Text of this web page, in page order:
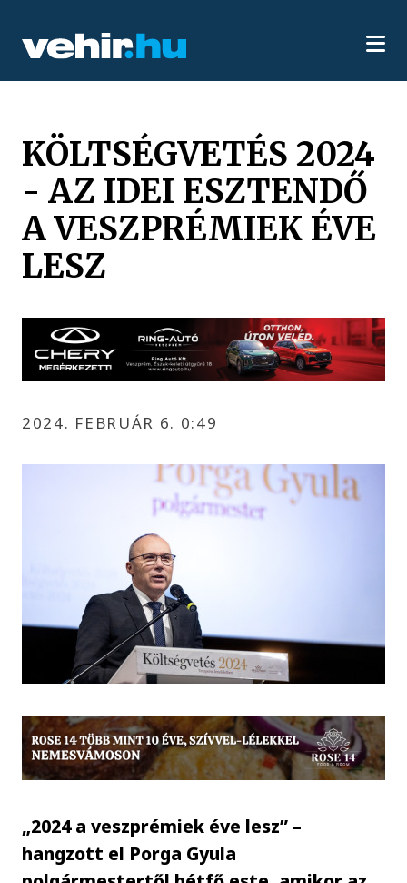
KÖLTSÉGVETÉS 2024
- AZ IDEI ESZTENDŐ
A VESZPRÉMIEK ÉVE
LESZ
2024. FEBRUÁR 6. 0:49
„2024 a veszprémiek éve lesz” –
hangzott el Porga Gyula